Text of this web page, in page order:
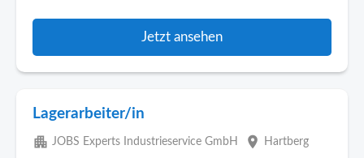
Jetzt ansehen
Lagerarbeiter/in
apartment JOBS Experts Industrieservice GmbH place Hartberg